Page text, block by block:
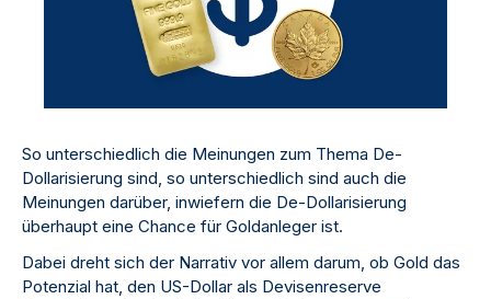
So unterschiedlich die Meinungen zum Thema De-
Dollarisierung sind, so unterschiedlich sind auch die
Meinungen darüber, inwiefern die De-Dollarisierung
überhaupt eine Chance für Goldanleger ist.
Dabei dreht sich der Narrativ vor allem darum, ob Gold das
Potenzial hat, den US-Dollar als Devisenreserve